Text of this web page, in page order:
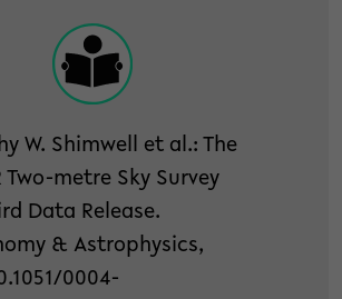
W. Shimwell et al.: The
Two-metre Sky Survey
Data Release.
& Astrophysics,
0004-